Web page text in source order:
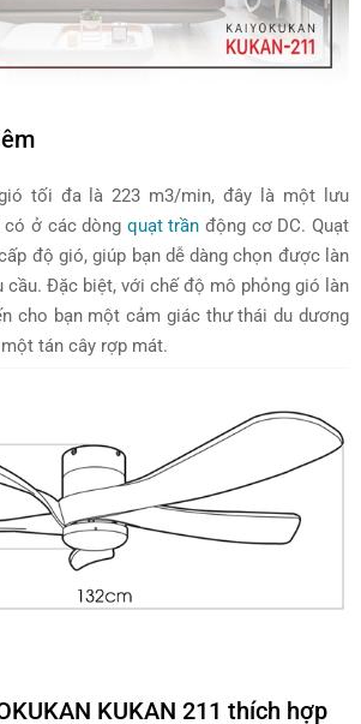
tối đa là 223 m3/min, đây là một lưu
có ở các dòng quạt trần động cơ DC. Quạt
độ gió, giúp bạn dễ dàng chọn được làn
cầu. Đặc biệt, với chế độ mô phỏng gió làn
cho bạn một cảm giác thư thái du dương
tán cây rợp mát.
KUKAN 211 thích hợp